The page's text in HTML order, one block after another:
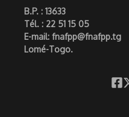
B.P. : 13633
Tél. : 22 51 15 05
E-mail: fnafpp@fnafpp.tg
Lomé-Togo.